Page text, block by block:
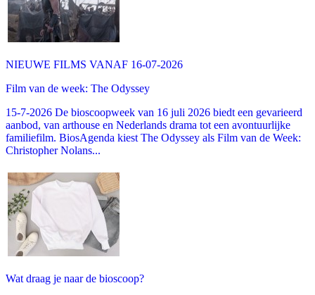
NIEUWE FILMS VANAF 16-07-2026
Film van de week: The Odyssey
15-7-2026 De bioscoopweek van 16 juli 2026 biedt een gevarieerd
aanbod, van arthouse en Nederlands drama tot een avontuurlijke
familiefilm. BiosAgenda kiest The Odyssey als Film van de Week:
Christopher Nolans...
Wat draag je naar de bioscoop?